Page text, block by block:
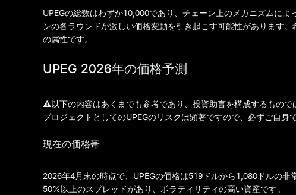
UPEGの総数はわずか10,000であり、チェーン上のメカニズムに
ンの各ラウンドが激しい価格変動を引き起こす可能性があります
の属性です。
UPEG 2026年の価格予測
⚠️以下の内容はあくまでも参考であり、投資助言を構成するもの
プロジェクトとしてのUPEGのリスクは顕著ですので、必ずご自身
現在の価格帯
2026年4月末の時点で、UPEGの価格は519ドルから1,080ドルの非
50%以上のスプレッドがあり、ボラティリティの高い資産です。